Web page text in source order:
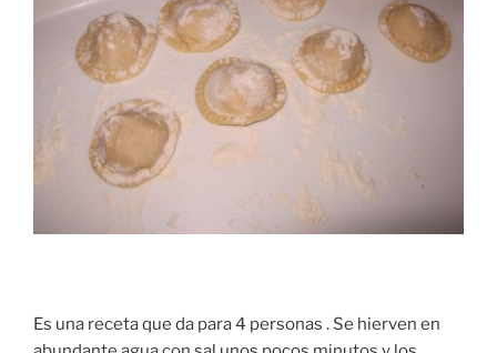
Es una receta que da para 4 personas . Se hierven en